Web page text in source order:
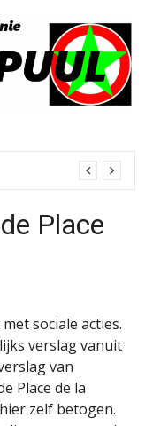
Place
sociale acties.
verslag vanuit
van
Place de la
zelf betogen.